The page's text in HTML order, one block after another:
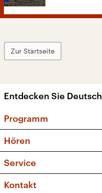
Zur Startseite
Entdecken Sie
Programm
Sendungen und
Musikliste
Kakadu – Das
Hören
Frequenzen (UKW
Service
FAQ
Kontakt